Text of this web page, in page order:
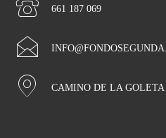
661 187 069
CAMINO DE LA